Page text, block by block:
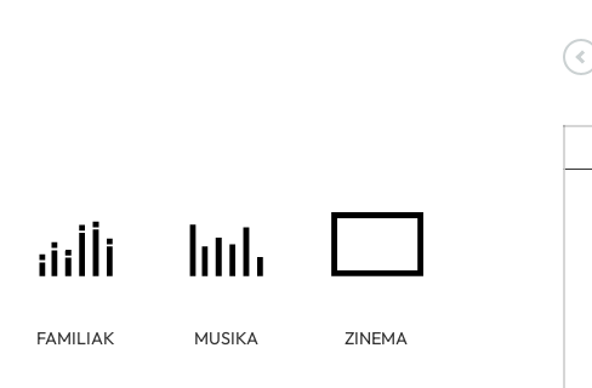
FAMILIAK MUSIKA ZINEMA